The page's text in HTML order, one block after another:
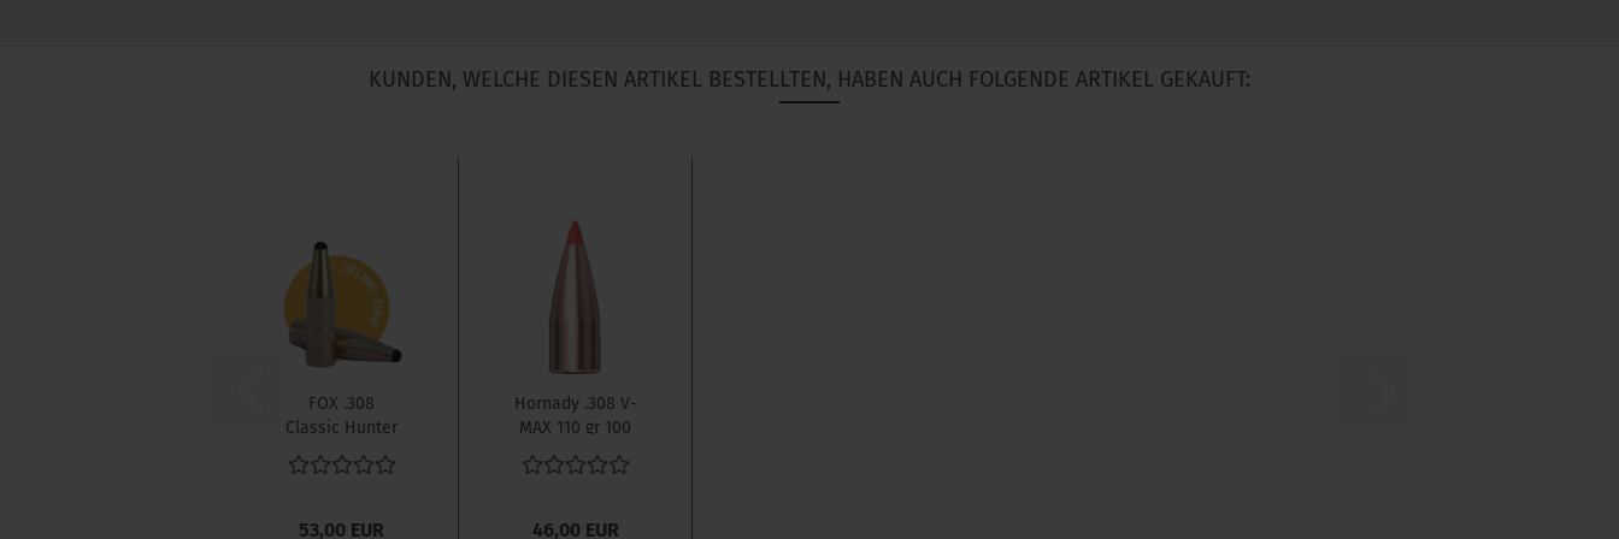
KUNDEN, WELCHE DIESEN ARTIKEL BESTELLTEN, HABEN AUCH FOLGENDE ARTIKEL GEKAUFT:
FOX .308
Classic Hunter
150 gr 50 Stück
53,00 EUR
Hornady .308 V-
MAX 110 gr 100
Stück
46,00 EUR